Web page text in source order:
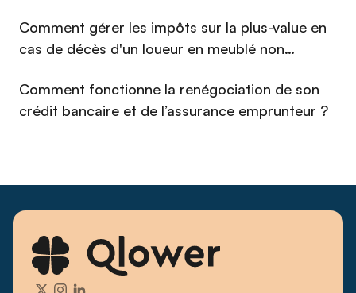
piloter leur immobilier avec la même exigence qu'un
investisseur professionnel.
Comment gérer les impôts sur la plus-value en
cas de décès d'un loueur en meublé non
Comment fonctionne la renégociation de son
crédit bancaire et de l’assurance emprunteur ?